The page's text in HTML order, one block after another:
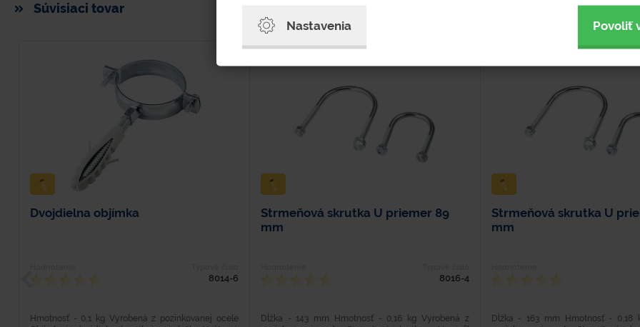
Súvisiaci tovar
Dvojdielna objímka
8014-6
Hmotnosť - 0,1 kg Vyrobená z pozinkovanej ocele
Strmeňová skrutka U priemer 89
mm
8016-4
Dĺžka - 143 mm Hmotnosť - 0,16 kg Vyrobená z
Strmeňová skrutka U
mm
Dĺžka - 163 mm Hmotnosť - 0,18
Nastavenia Povoliť